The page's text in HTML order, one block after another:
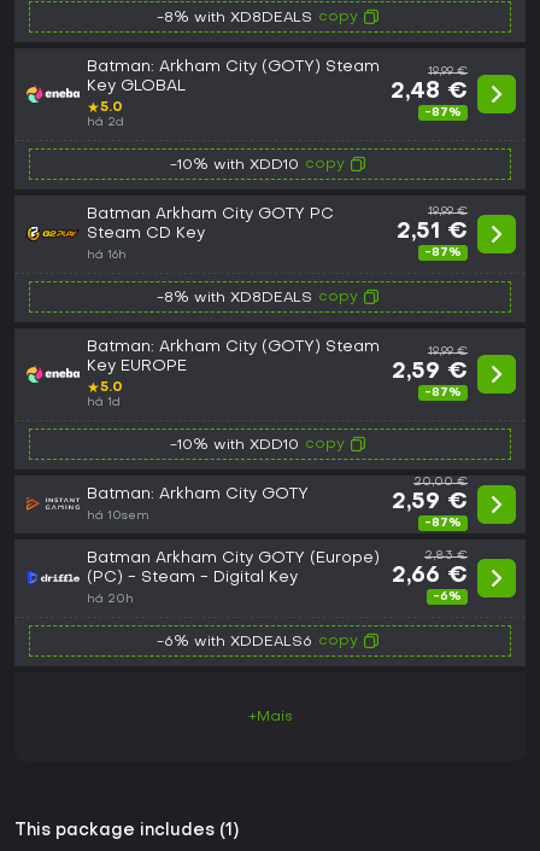
-8% with XD8DEALS copy
Batman: Arkham City (GOTY) Steam
Key GLOBAL
★5.0
há 2d
19,99 €
2,48 €
-87%
-10% with XDD10 copy
Batman Arkham City GOTY PC
Steam CD Key
há 16h
19,99 €
2,51 €
-87%
-8% with XD8DEALS copy
Batman: Arkham City (GOTY) Steam
Key EUROPE
★5.0
há 1d
19,99 €
2,59 €
-87%
-10% with XDD10 copy
Batman: Arkham City GOTY
há 10sem
20,00 €
2,59 €
-87%
Batman Arkham City GOTY (Europe)
(PC) - Steam - Digital Key
há 20h
2,83 €
2,66 €
-6%
-6% with XDDEALS6 copy
+Mais
This package includes (1)